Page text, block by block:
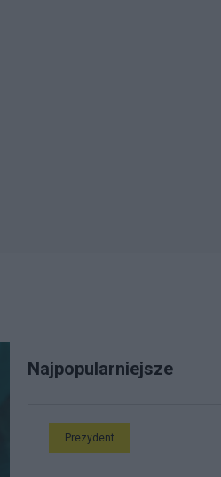
Najpopularniejsze
Prezydent